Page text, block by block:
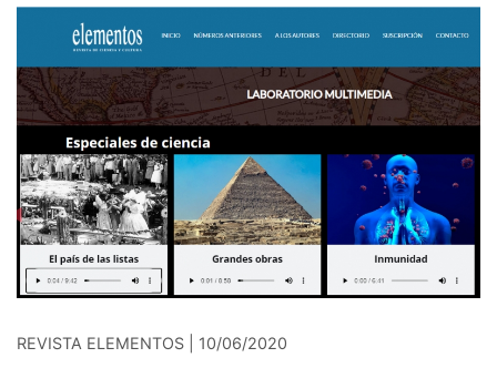
REVISTA ELEMENTOS | 10/06/2020